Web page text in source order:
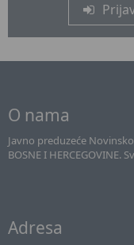
O nama
Javno preduzeće
BOSNE I HERCEGOVINE.
Adresa